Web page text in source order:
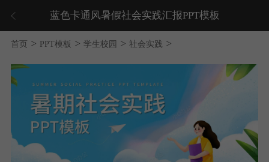
蓝色卡通风暑假社会实践汇报PPT模板
首页 > PPT模板 > 学生校园 > 社会实践 >